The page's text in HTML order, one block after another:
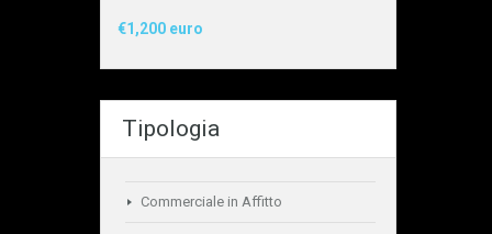
€1,200 euro
Tipologia
Commerciale in Affitto